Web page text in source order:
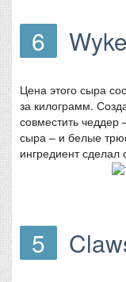
6
Цена этого сыра
за килограмм.
совместить
сыра – и белые
ингредиент
5